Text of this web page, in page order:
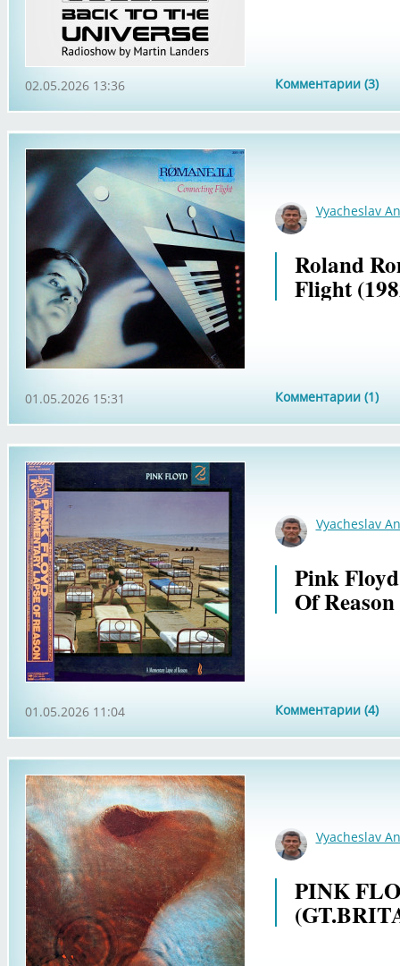
Комментарии (3)
02.05.2026 13:36
Vyacheslav
Roland
Flight
Комментарии (1)
01.05.2026 15:31
Vyacheslav
Pink
Of
Комментарии (4)
01.05.2026 11:04
Vyacheslav
PINK